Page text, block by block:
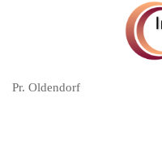
Pr. Oldendorf